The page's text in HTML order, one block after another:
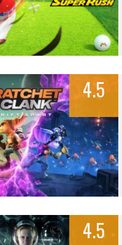
4.5
4.5